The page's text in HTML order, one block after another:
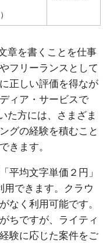
章を書くことを仕事
フリーランスとして
正しい評価を得なが
ィア・サービスで
た方には、さまざま
グの経験を積むこと
きます。
平均文字単価２円」
できます。クラウ
なく利用可能です。
ちですが、ライティ
験に応じた案件をご